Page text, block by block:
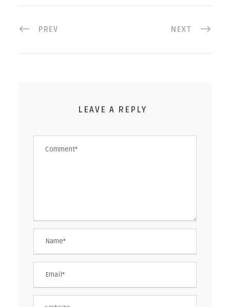
PREV NEXT
LEAVE A REPLY